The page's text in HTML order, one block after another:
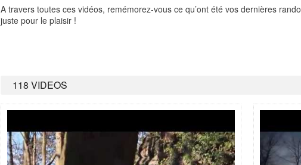
A travers toutes ces vidéos, remémorez-vous ce qu’ont été vos dernières
juste pour le plaisir !
118 VIDEOS